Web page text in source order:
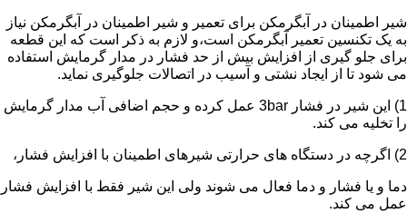
شیر اطمینان در آبگرمکن برای تعمیر و شیر اطمینان در آبگرمکن نیاز
به یک تکنسین تعمیر آبگرمکن است،و لازم به ذکر است که این قطعه
برای جلو گیری از افزایش بیش از حد فشار در مدار گرمایش استفاده
می شود تا از ایجاد نشتی و آسیب در اتصالات جلوگیری نماید.
1) این شیر در فشار 3bar عمل کرده و حجم اضافی آب مدار گرمایش
را تخلیه می کند.
2) اگرچه در دستگاه های حرارتی شیرهای اطمینان با افزایش فشار،
دما و یا فشار و دما فعال می شوند ولی این شیر فقط با افزایش فشار
عمل می کند.